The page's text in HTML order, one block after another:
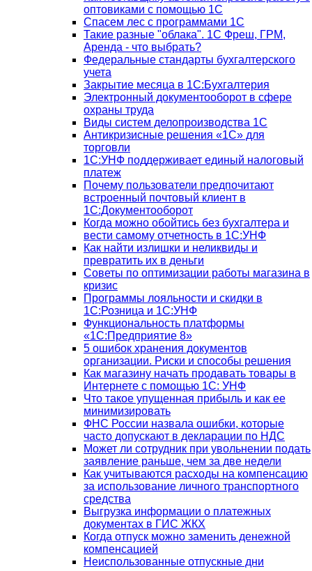
оптовиками с помощью 1С
Спасем лес с программами 1С
Такие разные "облака". 1С Фреш, ГРМ,
Аренда - что выбрать?
Федеральные стандарты бухгалтерского
учета
Закрытие месяца в 1С:Бухгалтерия
Электронный документооборот в сфере
охраны труда
Виды систем делопроизводства 1C
Антикризисные решения «1С» для
торговли
1С:УНФ поддерживает единый налоговый
платеж
Почему пользователи предпочитают
встроенный почтовый клиент в
1С:Документооборот
Когда можно обойтись без бухгалтера и
вести самому отчетность в 1С:УНФ
Как найти излишки и неликвиды и
превратить их в деньги
Советы по оптимизации работы магазина в
кризис
Программы лояльности и скидки в
1С:Розница и 1С:УНФ
Функциональность платформы
«1С:Предприятие 8»
5 ошибок хранения документов
организации. Риски и способы решения
Как магазину начать продавать товары в
Интернете с помощью 1С: УНФ
Что такое упущенная прибыль и как ее
минимизировать
ФНС России назвала ошибки, которые
часто допускают в декларации по НДС
Может ли сотрудник при увольнении подать
заявление раньше, чем за две недели
Как учитываются расходы на компенсацию
за использование личного транспортного
средства
Выгрузка информации о платежных
документах в ГИС ЖКХ
Когда отпуск можно заменить денежной
компенсацией
Неиспользованные отпускные дни